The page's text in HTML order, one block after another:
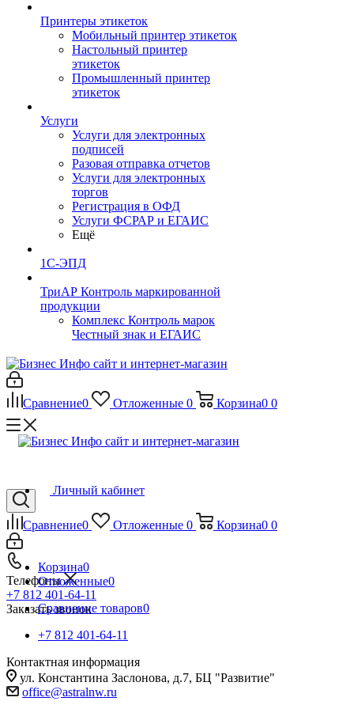
Принтеры этикеток
Мобильный принтер этикеток
Настольный принтер
этикеток
Промышленный принтер
этикеток
Услуги
Услуги для электронных
подписей
Разовая отправка отчетов
Услуги для электронных
торгов
Регистрация в ОФД
Услуги ФСРАР и ЕГАИС
Ещё
1С-ЭПД
ТриАР Контроль маркированной
продукции
Комплекс Контроль марок
Честный знак и ЕГАИС
Сравнение0 Отложенные 0 Корзина0 0
Сравнение0 Отложенные 0 Корзина0 0
Телефоны
+7 812 401-64-11
Заказать звонок
Личный кабинет
Корзина0
Отложенные0
Сравнение товаров0
+7 812 401-64-11
Контактная информация
ул. Константина Заслонова, д.7, БЦ "Развитие"
office@astralnw.ru